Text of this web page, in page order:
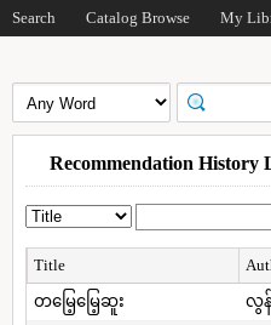
Search Catalog Browse My
Recommendation History
Title
တမြေ့မြေ့ဆူး
လွန်